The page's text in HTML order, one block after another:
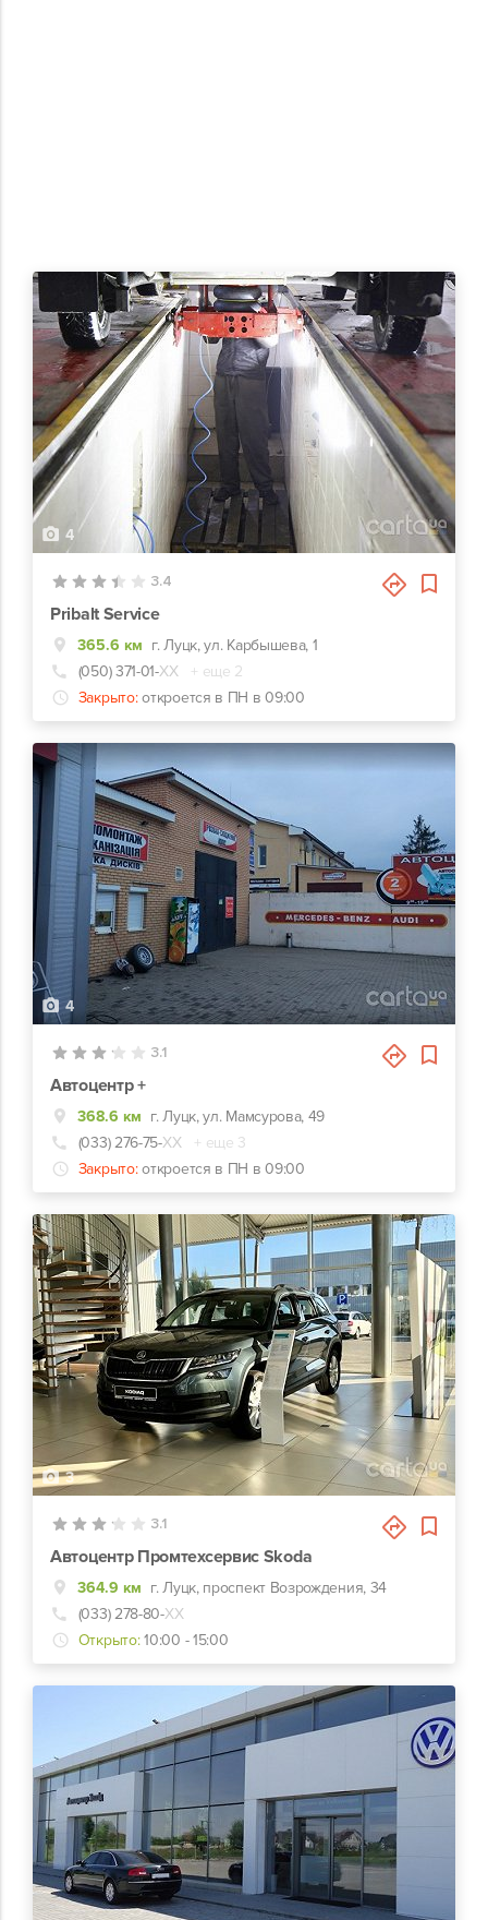
4
3.4
Pribalt Service
365.6 км г. Луцк, ул. Карбышева, 1
(050) 371-01-ХХ
+ еще 2
Закрыто: откроется в ПН в 09:00
4
3.1
Автоцентр +
368.6 км г. Луцк, ул. Мамсурова, 49
(033) 276-75-ХХ
+ еще 3
Закрыто: откроется в ПН в 09:00
3
3.1
Автоцентр Промтехсервис Skoda
364.9 км г. Луцк, проспект Возрождения, 34
(033) 278-80-ХХ
Открыто: 10:00 - 15:00